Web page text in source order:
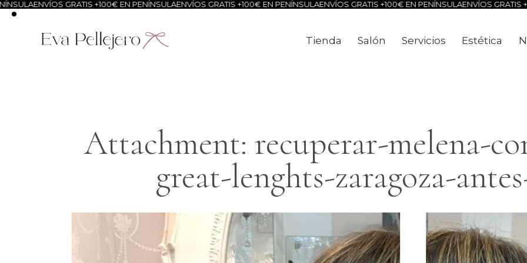
ENVÍOS GRATIS +100€ EN PENÍNSULAENVÍOS GRATIS +100€ EN PENÍNSULAENVÍOS GRATIS +100€ EN PENÍNSULAENVÍOS GRATIS
Tienda Salón Servicios Estética
Attachment: recuperar-melena-
great-lenghts-zaragoza-